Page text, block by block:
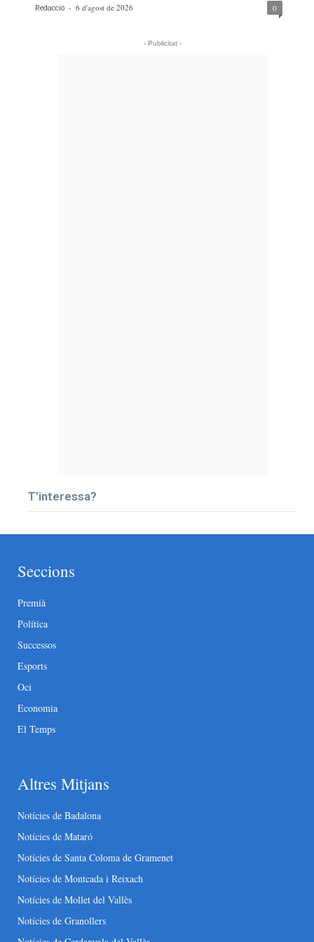
Redacció - 6 d'agost de 2026 0
- Publicitat -
T’interessa?
Seccions
Premià
Política
Successos
Esports
Oci
Economia
El Temps
Altres Mitjans
Notícies de Badalona
Notícies de Mataró
Notícies de Santa Coloma de Gramenet
Notícies de Montcada i Reixach
Notícies de Mollet del Vallès
Notícies de Granollers